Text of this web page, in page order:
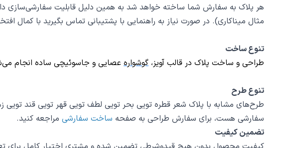
هر پلاک به سفارش شما ساخته خواهد شد به همین دلیل قابلیت سفارشی‌سازی
مثال میناکاری). در صورت نیاز به راهنمایی با پشتیبانی تماس بگیرید با
تنوع ساخت
طراحی و ساخت پلاک در قالب آویز، گوشواره عصایی و جاسوئیچی ساده انجام
تنوع طرح
طرح‌های مشابه با پلاک شعر قطره تویی بحر تویی لطف تویی قهر تویی قند تویی زهر تویی بیش
سفارشی هست، برای سفارش طراحی به صفحه ساخت سفارشی مراجعه کنید.
تضمین کیفیت